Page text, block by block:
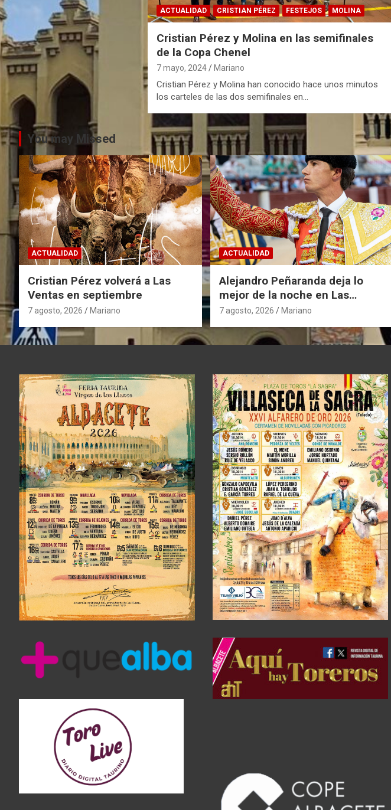
ACTUALIDAD CRISTIAN PÉREZ FESTEJOS MOLINA
Cristian Pérez y Molina en las semifinales
de la Copa Chenel
7 mayo, 2024 Mariano
Cristian Pérez y Molina han conocido hace unos minutos
los carteles de las dos semifinales en…
You may Missed
ACTUALIDAD
Cristian Pérez volverá a Las
Ventas en septiembre
7 agosto, 2026 Mariano
ACTUALIDAD
Alejandro Peñaranda deja lo
mejor de la noche en Las
Ventas
7 agosto, 2026 Mariano